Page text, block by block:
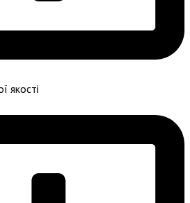
якості